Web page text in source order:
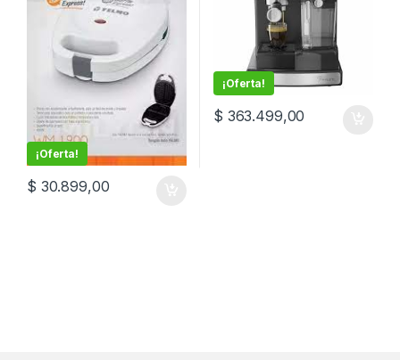
¡Oferta!
$ 30.899,00
¡Oferta!
$ 363.499,00